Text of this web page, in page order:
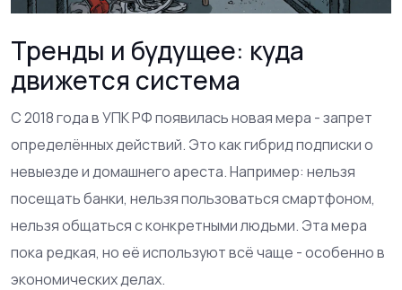
Тренды и будущее: куда
движется система
С 2018 года в УПК РФ появилась новая мера - запрет
определённых действий. Это как гибрид подписки о
невыезде и домашнего ареста. Например: нельзя
посещать банки, нельзя пользоваться смартфоном,
нельзя общаться с конкретными людьми. Эта мера
пока редкая, но её используют всё чаще - особенно в
экономических делах.